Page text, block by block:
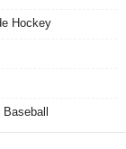
Hockey